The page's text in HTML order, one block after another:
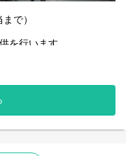
で）
を行います。